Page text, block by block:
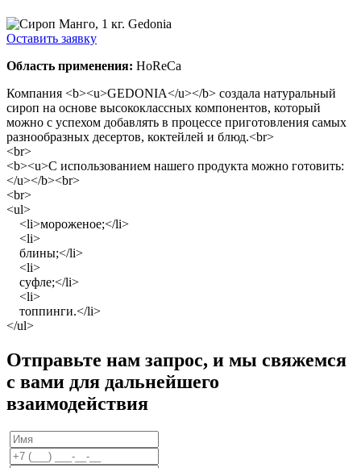
Оставить заявку
Область применения: HoReCa
Компания <b><u>GEDONIA</u></b> создала натуральный
сироп на основе высококлассных компонентов, который
можно с успехом добавлять в процессе приготовления самых
разнообразных десертов, коктейлей и блюд.<br>
<br>
<b><u>С использованием нашего продукта можно готовить:
</u></b><br>
<br>
<ul>
<li>мороженое;</li>
<li>
блины;</li>
<li>
суфле;</li>
<li>
топпинги.</li>
</ul>
Отправьте нам запрос, и мы свяжемся
с вами для дальнейшего
взаимодействия